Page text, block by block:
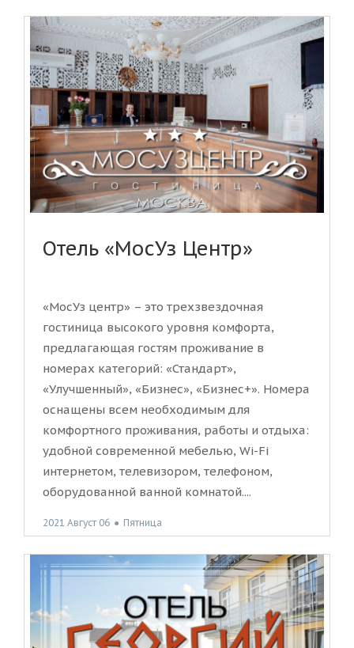
Отель «МосУз Центр»
«МосУз центр» – это трехзвездочная
гостиница высокого уровня комфорта,
предлагающая гостям проживание в
номерах категорий: «Стандарт»,
«Улучшенный», «Бизнес», «Бизнес+». Номера
оснащены всем необходимым для
комфортного проживания, работы и отдыха:
удобной современной мебелью, Wi-Fi
интернетом, телевизором, телефоном,
оборудованной ванной комнатой....
2021 Август 06 ● Пятница